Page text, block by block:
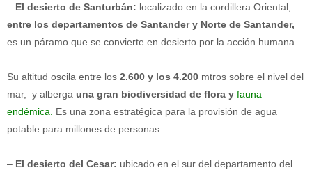
– El desierto de Santurbán: localizado en la cordillera Oriental,
entre los departamentos de Santander y Norte de Santander,
es un páramo que se convierte en desierto por la acción humana.
Su altitud oscila entre los 2.600 y los 4.200 mtros sobre el nivel del
mar, y alberga una gran biodiversidad de flora y fauna
endémica
Es una zona estratégica para la provisión de agua
potable para millones de personas.
– El desierto del Cesar: ubicado en el sur del departamento del